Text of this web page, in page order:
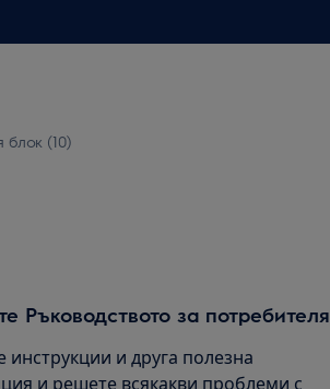
блок (10)
Ръководството за потребителя
инструкции и друга полезна
и решете всякакви проблеми с